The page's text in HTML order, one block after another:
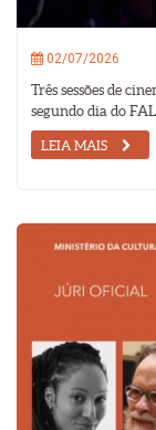
02/07/2026
Três sessões de
segundo dia do
LEIA MAIS